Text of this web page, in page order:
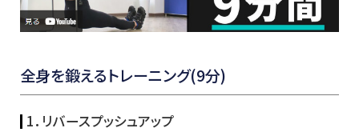
全身を鍛えるトレーニング(9分)
1．リバースプッシュアップ